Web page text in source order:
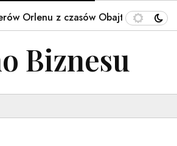
z czasów Obajtka". Prokuratura
Biznesu